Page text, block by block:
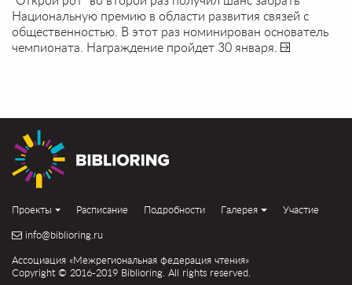
Национальную премию в области развития связей с
общественностью. В этот раз номинирован основатель
чемпионата. Награждение пройдет 30 января.
Проекты Расписание Подробности Галерея
Участие
info@biblioring.ru
Ассоциация «Межрегиональная федерация чтения»
Copyright © 2016-2019 Biblioring. All rights reserved.